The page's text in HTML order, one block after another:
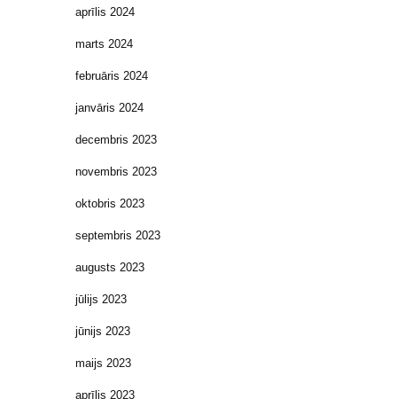
aprīlis 2024
marts 2024
februāris 2024
janvāris 2024
decembris 2023
novembris 2023
oktobris 2023
septembris 2023
augusts 2023
jūlijs 2023
jūnijs 2023
maijs 2023
aprīlis 2023